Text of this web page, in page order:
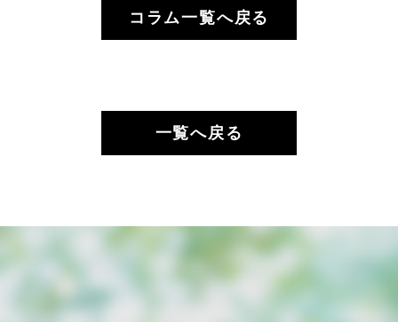
コラム一覧へ戻る
一覧へ戻る